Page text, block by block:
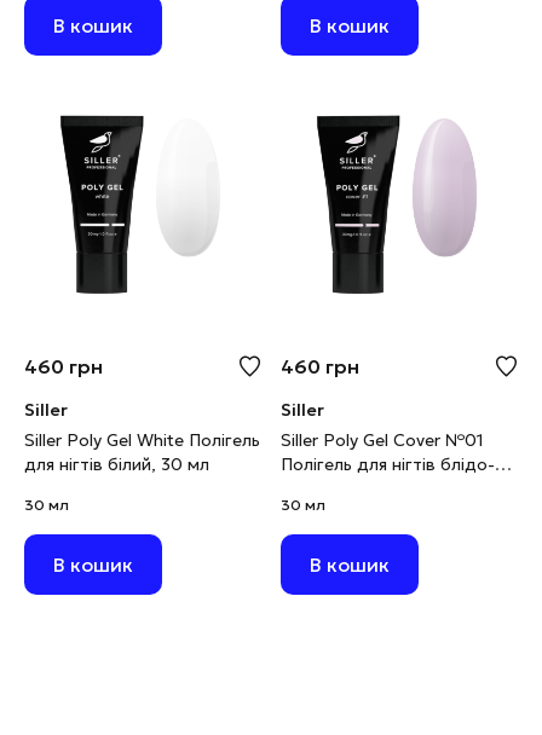
В кошик В кошик
460 грн
Siller
Siller Poly Gel White Полігель
для нігтів білий, 30 мл
30 мл
В кошик
460 грн
Siller
Siller Poly Gel Cover №01
Полігель для нігтів блідо-
30 мл
В кошик